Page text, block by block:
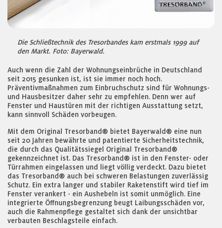
Die Schließtechnik des Tresorbandes kam erstmals 1999 auf
den Markt. Foto: Bayerwald.
Auch wenn die Zahl der Wohnungseinbrüche in Deutschland
seit 2015 gesunken ist, ist sie immer noch hoch.
Präventivmaßnahmen zum Einbruchschutz sind für Wohnungs-
und Hausbesitzer daher sehr zu empfehlen. Denn wer auf
Fenster und Haustüren mit der richtigen Ausstattung setzt,
kann sinnvoll Schäden vorbeugen.
Mit dem Original Tresorband® bietet Bayerwald® eine nun
seit 20 Jahren bewährte und patentierte Sicherheitstechnik,
die durch das Qualitätssiegel Original Tresorband®
gekennzeichnet ist. Das Tresorband® ist in den Fenster- oder
Türrahmen eingelassen und liegt völlig verdeckt. Dazu bietet
das Tresorband® auch bei schweren Belastungen zuverlässig
Schutz. Ein extra langer und stabiler Raketenstift wird tief im
Fenster verankert - ein Aushebeln ist somit unmöglich. Eine
integrierte Öffnungsbegrenzung beugt Laibungsschäden vor,
auch die Rahmenpflege gestaltet sich dank der unsichtbar
verbauten Beschlagsteile einfach.